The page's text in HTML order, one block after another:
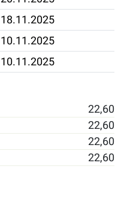
18.11.2025
10.11.2025
10.11.2025
22,60
22,60
22,60
22,60